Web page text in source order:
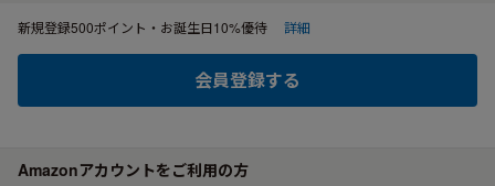
新規登録500ポイント・お誕生日10%優待 詳細
会員登録する
Amazonアカウントをご利用の方